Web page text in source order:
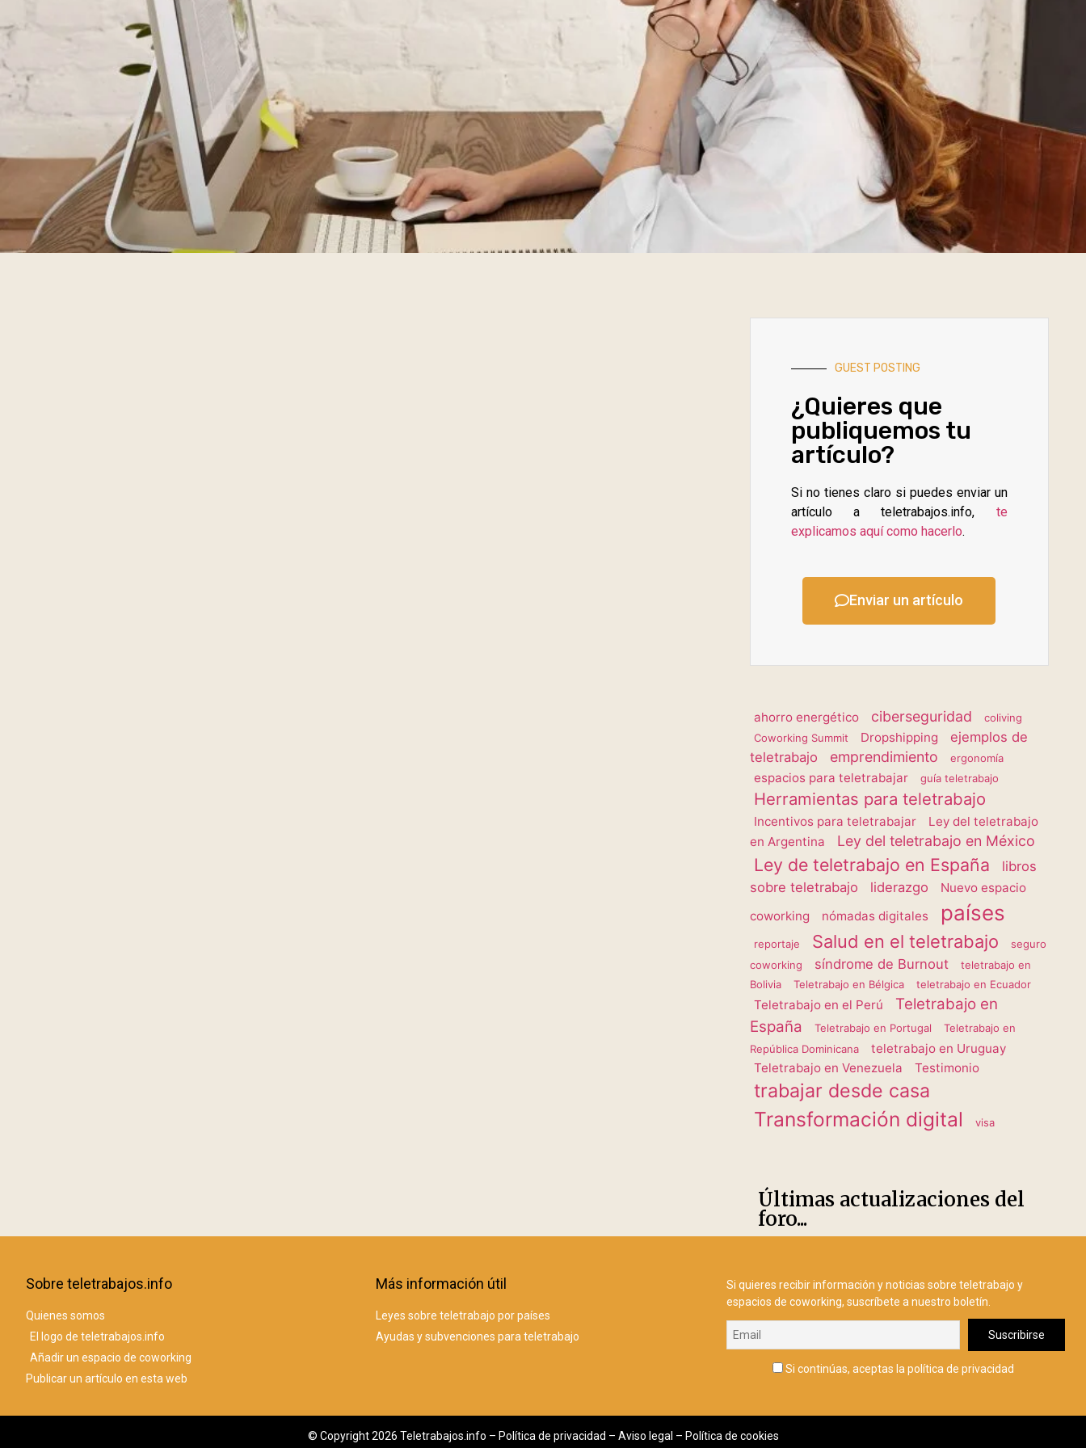
GUEST POSTING
¿Quieres que
publiquemos tu
artículo?
Si no tienes claro si puedes enviar un
artículo a teletrabajos.info, te
explicamos aquí como hacerlo.
Enviar un artículo
ahorro energético ciberseguridad
coliving
Coworking Summit
Dropshipping
ejemplos de
teletrabajo
emprendimiento ergonomía
espacios para teletrabajar guía teletrabajo
Herramientas para teletrabajo
Incentivos para teletrabajar
Ley del teletrabajo
en Argentina
Ley del teletrabajo en México
Ley de teletrabajo en España
libros
sobre teletrabajo
liderazgo
Nuevo espacio
coworking
nómadas digitales países
reportaje Salud en el teletrabajo
seguro
coworking
síndrome de Burnout
teletrabajo en
Bolivia
Teletrabajo en Bélgica teletrabajo en Ecuador
Teletrabajo en el Perú
Teletrabajo en
España
Teletrabajo en Portugal
Teletrabajo en
República Dominicana
teletrabajo en Uruguay
Teletrabajo en Venezuela
Testimonio
trabajar desde casa
Transformación digital visa
Últimas actualizaciones del
foro...
Sobre teletrabajos.info
Quienes somos
El logo de teletrabajos.info
Añadir un espacio de coworking
Publicar un artículo en esta web
Más información útil
Leyes sobre teletrabajo por países
Ayudas y subvenciones para teletrabajo
Si quieres recibir información y noticias sobre teletrabajo y
espacios de coworking, suscríbete a nuestro boletín.
Si continúas, aceptas la política de privacidad
© Copyright 2026 Teletrabajos.info – Política de privacidad – Aviso legal – Política de cookies